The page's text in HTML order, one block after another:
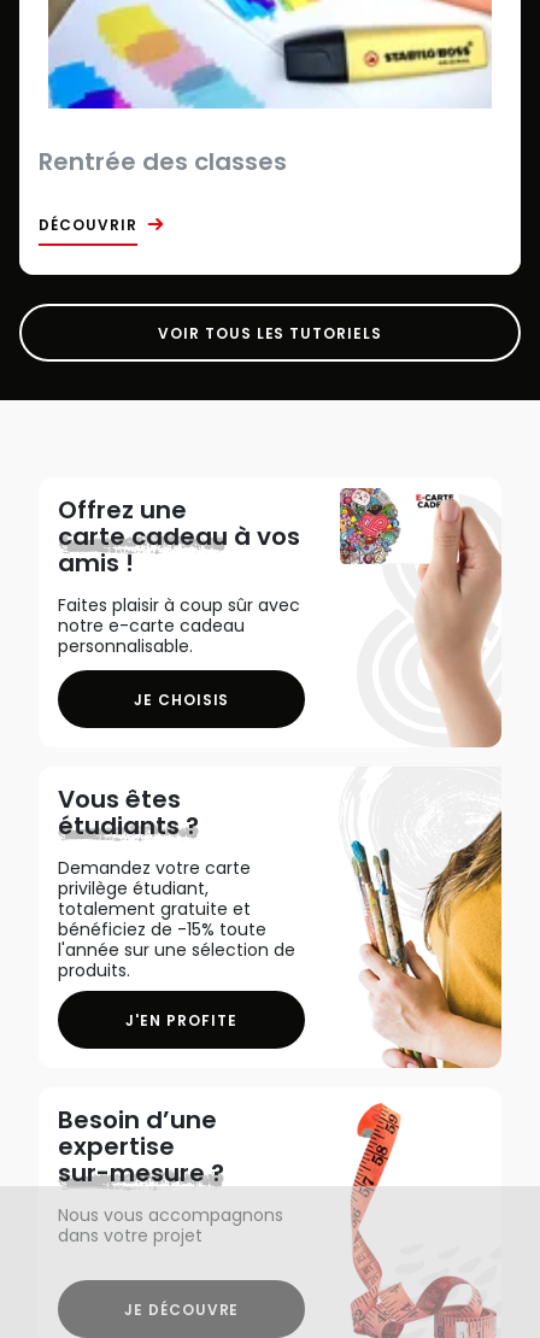
Rentrée des classes
DÉCOUVRIR
VOIR TOUS LES TUTORIELS
Offrez une
carte cadeau à vos
amis !
Faites plaisir à coup sûr avec
notre e-carte cadeau
personnalisable.
JE CHOISIS
Vous êtes
étudiants ?
Demandez votre carte
privilège étudiant,
totalement gratuite et
bénéficiez de -15% toute
l'année sur une sélection de
produits.
J'EN PROFITE
Besoin d’une
expertise
sur-mesure ?
Nous vous accompagnons
dans votre projet
JE DÉCOUVRE